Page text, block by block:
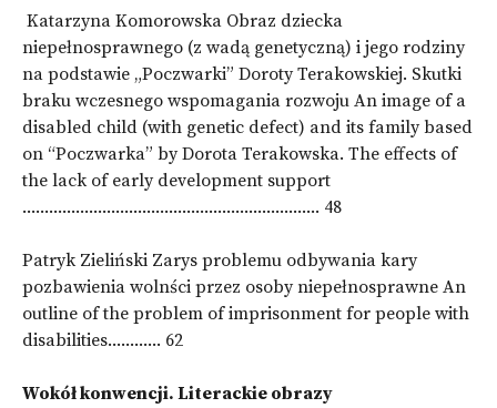
Katarzyna Komorowska Obraz dziecka
niepełnosprawnego (z wadą genetyczną) i jego rodziny
na podstawie „Poczwarki” Doroty Terakowskiej. Skutki
braku wczesnego wspomagania rozwoju An image of a
disabled child (with genetic defect) and its family based
on “Poczwarka” by Dorota Terakowska. The effects of
the lack of early development support
................................................................... 48
Patryk Zieliński Zarys problemu odbywania kary
pozbawienia wolnści przez osoby niepełnosprawne An
outline of the problem of imprisonment for people with
disabilities............ 62
Wokół konwencji. Literackie obrazy